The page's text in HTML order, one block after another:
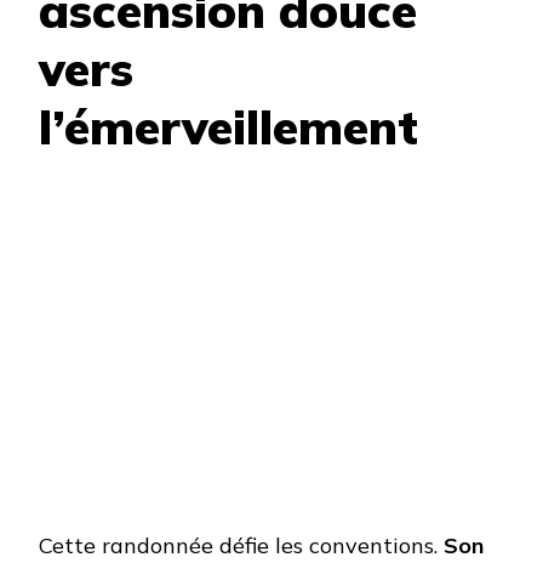
vers
l’émerveillement
Cette randonnée défie les conventions. Son